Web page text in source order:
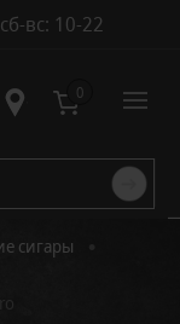
вс: 10-22
0
сигары